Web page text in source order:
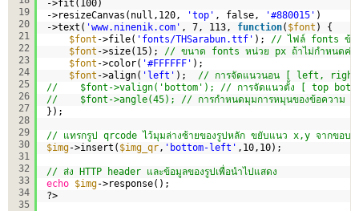
19
20
21
22
23
24
25
26
27
28
29
30
31
32
33
34
35
->fit(100)
->resizeCanvas(null,120,
'top' , false, '#880015' )
->text( 'www.ninenik.com' , 7, 113, function( $font ) {
$font ->file( 'fonts/THSarabun.ttf' ); // ไฟล์ fonts ข้อ
$font ->size(15); // ขนาด fonts หน่วย px ถ้าไม่กำหนดค่าเ
$font ->color( '#FFFFFF' );
$font ->align( 'left' ); // การจัดแนวนอน [ left,
//    $font->valign('bottom'); // การจัดแนวตั้ง [ top
//    $font->angle(45); // การกำหนดมุมการหมุนของข้อความ
});
// แทรกรูป qrcode ไว้มุมล่างซ้ายของรูปหลัก ขยับแนว x,y จากขอบข้
$img->insert( $img_qr , 'bottom-left' ,10,10);
// ส่ง HTTP header และข้อมูลของรูปเพื่อนำไปแสดง
echo $img->response();
?>